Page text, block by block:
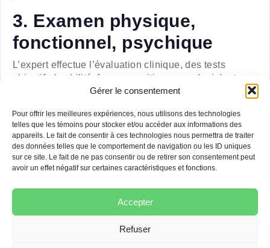
Gérer le consentement
Pour offrir les meilleures expériences, nous utilisons des technologies
telles que les témoins pour stocker et/ou accéder aux informations des
appareils. Le fait de consentir à ces technologies nous permettra de traiter
des données telles que le comportement de navigation ou les ID uniques
sur ce site. Le fait de ne pas consentir ou de retirer son consentement peut
avoir un effet négatif sur certaines caractéristiques et fonctions.
Accepter
Refuser
3. Examen physique,
fonctionnel, psychique
L’expert effectue l’évaluation clinique, des tests
objectifs (mobilité, force, cognition, neurologie), et
parfois des évaluations psychologiques ou
limitations fonctionnelles, les troubles cognitifs ou
psychiques, les séquelles et l’amélioration espérée. Il
compare ce qu’il observe aux données du dossier
antérieur. Il doit rester impartial même s’il discerne
des divergences avec le médecin traitant.
4. Rédaction du rapport et
conclusion